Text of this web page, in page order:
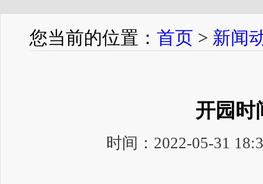
您当前的位置： 首页 > 新闻
开园时
时间：2022-05-31